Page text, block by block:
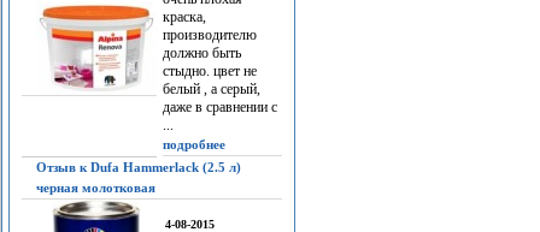
краска,
производителю
должно быть
стыдно. цвет не
белый , а серый,
даже в сравнении с
...
подробнее
Отзыв к Dufa Hammerlack (2.5 л)
черная молотковая
4-08-2015